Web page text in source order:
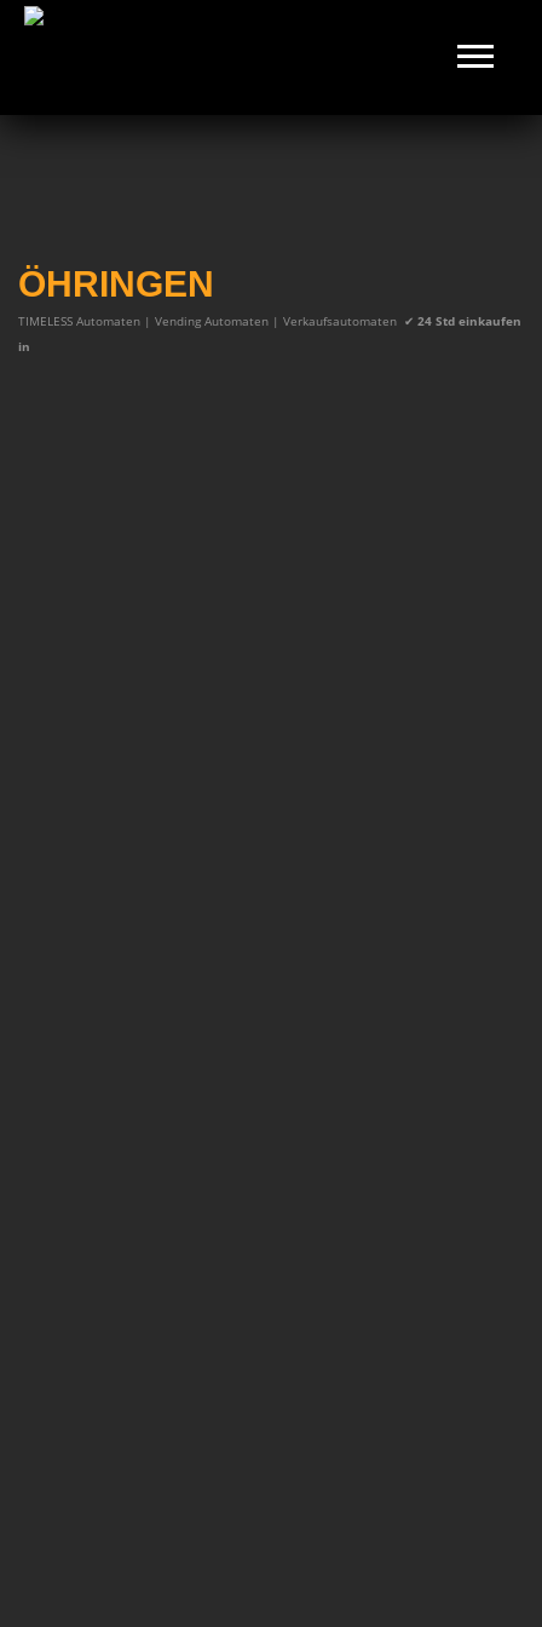
ÖHRINGEN
TIMELESS Automaten | Vending Automaten | Verkaufsautomaten ✔ 24 Std einkaufen
in